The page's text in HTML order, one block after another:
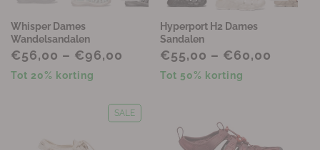
Whisper Dames
Wandelsandalen
€56,00 – €96,00
Tot 20% korting
Hyperport H2 Dames
Sandalen
€55,00 – €60,00
Tot 50% korting
SALE